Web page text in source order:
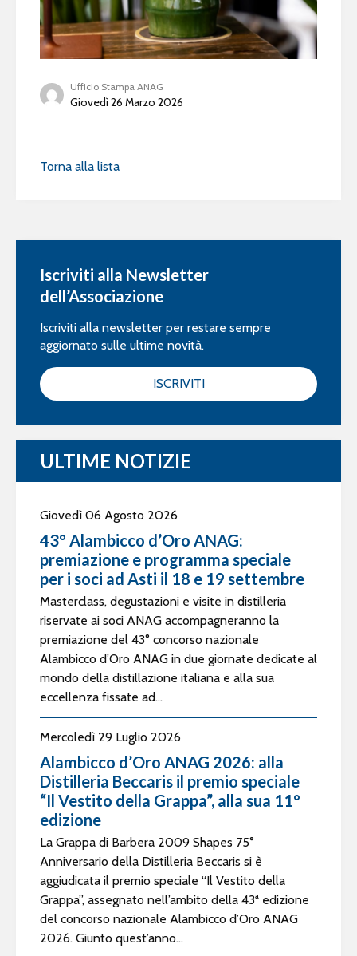
Ufficio Stampa ANAG
Giovedì 26 Marzo 2026
Torna alla lista
Iscriviti alla Newsletter
dell’Associazione
Iscriviti alla newsletter per restare sempre
aggiornato sulle ultime novità.
ISCRIVITI
ULTIME NOTIZIE
Giovedì 06 Agosto 2026
43° Alambicco d’Oro ANAG:
premiazione e programma speciale
per i soci ad Asti il 18 e 19 settembre
Masterclass, degustazioni e visite in distilleria
riservate ai soci ANAG accompagneranno la
premiazione del 43° concorso nazionale
Alambicco d’Oro ANAG in due giornate dedicate al
mondo della distillazione italiana e alla sua
eccellenza fissate ad...
Mercoledì 29 Luglio 2026
Alambicco d’Oro ANAG 2026: alla
Distilleria Beccaris il premio speciale
“Il Vestito della Grappa”, alla sua 11°
edizione
La Grappa di Barbera 2009 Shapes 75°
Anniversario della Distilleria Beccaris si è
aggiudicata il premio speciale “Il Vestito della
Grappa”, assegnato nell’ambito della 43ª edizione
del concorso nazionale Alambicco d’Oro ANAG
2026. Giunto quest’anno...